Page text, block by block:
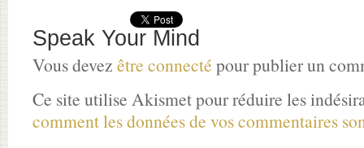
Speak Your Mind
Vous devez être connecté pour publier un
Ce site utilise Akismet pour réduire les
comment les données de vos commentaires